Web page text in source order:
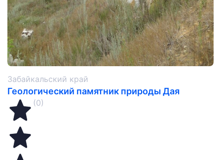
Забайкальский край
Геологический памятник природы Дая
(0)